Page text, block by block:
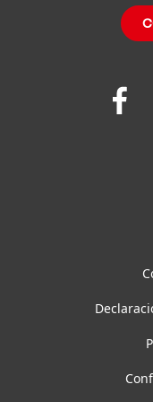
Informe de
Preguntas
Join